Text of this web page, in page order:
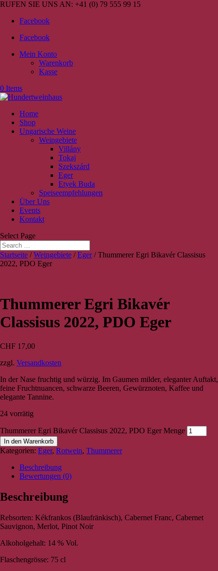
RUFEN SIE UNS AN: +41 (0) 79 555 99 15
Facebook
Facebook
Mein Konto
Warenkorb
Kasse
0 Items
Home
Shop
Ungarische Weine
Weingebiete
Villány
Tokaj
Szekszárd
Eger
Etyek Buda
Speiseempfehlungen
Über Uns
Events
Kontakt
Select Page
Startseite /Weingebiete /Eger/ Thummerer Egri Bikavér Classisus
2022, PDO Eger
Thummerer Egri Bikavér
Classisus 2022, PDO Eger
CHF 17,00
zzgl. Versandkosten
In der Nase fruchtig und würzig. Im Gaumen milder, eleganter Auftakt,
feine Fruchtnuancen, schwarze Beeren, Gewürznoten, Kaffee und
elegante Tannine.
24 vorrätig
Thummerer Egri Bikavér Classisus 2022, PDO Eger Menge
In den Warenkorb
Kategorien: Eger, Rotwein, Thummerer
Beschreibung
Bewertungen (0)
Beschreibung
Rebsorten: Kékfrankos (Blaufränkisch), Cabernet Franc, Cabernet
Sauvignon, Merlot, Pinot Noir
Alkoholgehalt: 14 % Vol.
Flaschengrösse: 75 cl